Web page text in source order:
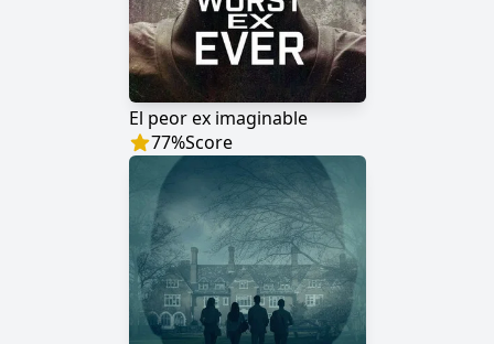
El peor ex imaginable
77%Score